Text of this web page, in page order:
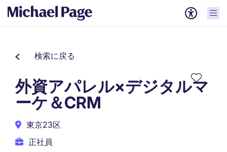
検索に戻る
外資アパレル×デジタルマ
ーケ＆CRM
東京23区
正社員